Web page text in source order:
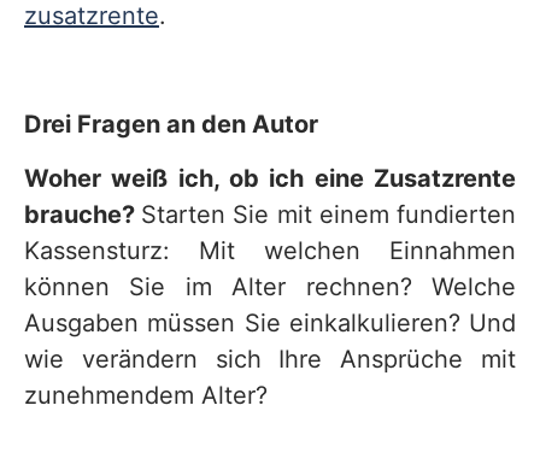
zusatzrente.
Drei Fragen an den Autor
Woher weiß ich, ob ich eine Zusatzrente
brauche? Starten Sie mit einem fundierten
Kassensturz: Mit welchen Einnahmen
können Sie im Alter rechnen? Welche
Ausgaben müssen Sie einkalkulieren? Und
wie verändern sich Ihre Ansprüche mit
zunehmendem Alter?